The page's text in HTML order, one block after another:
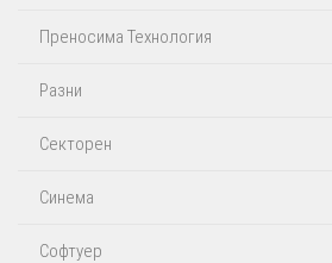
Преносима Технология
Разни
Секторен
Синема
Софтуер